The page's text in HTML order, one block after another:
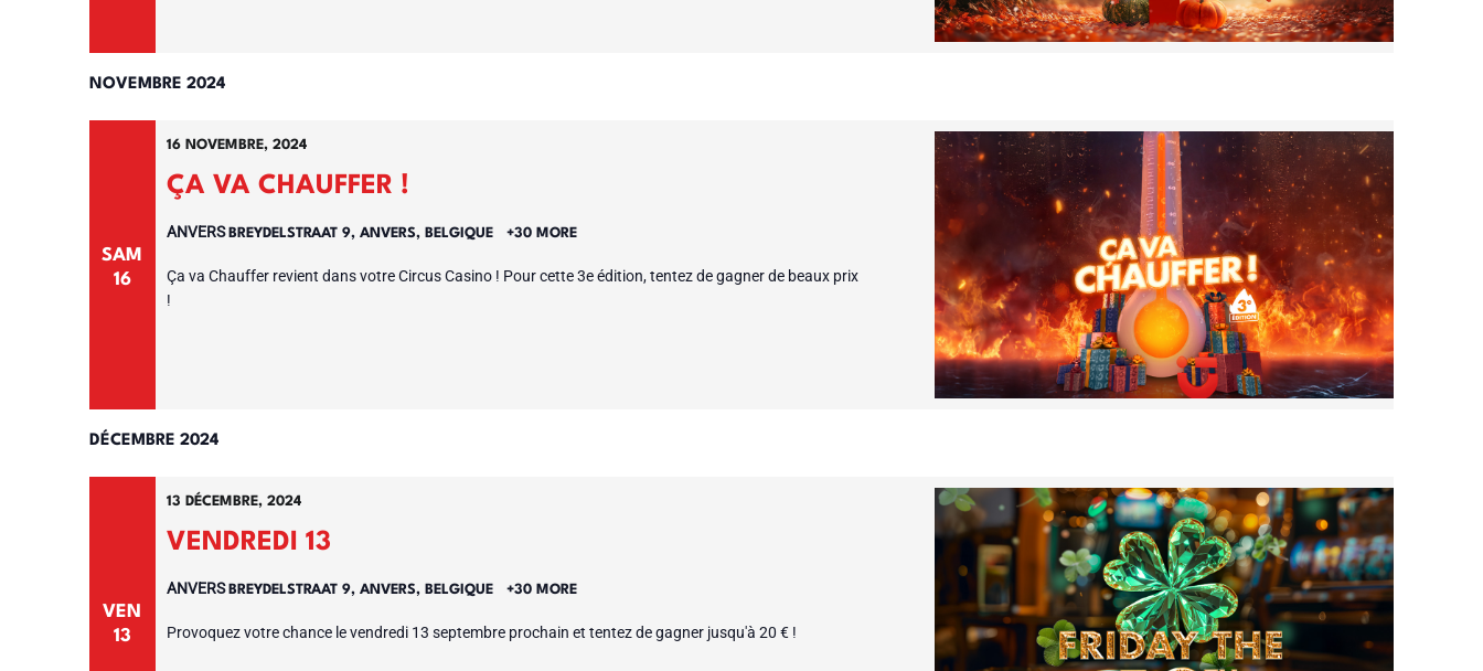
NOVEMBRE 2024
SAM
16
ÇA VA CHAUFFER !
16 NOVEMBRE, 2024
ANVERS BREYDELSTRAAT 9, ANVERS, BELGIQUE +30 MORE
Ça va Chauffer revient dans votre Circus Casino ! Pour cette 3e édition, tentez de gagner de beaux prix
!
DÉCEMBRE 2024
VEN
13
VENDREDI 13
13 DÉCEMBRE, 2024
ANVERS BREYDELSTRAAT 9, ANVERS, BELGIQUE +30 MORE
Provoquez votre chance le vendredi 13 septembre prochain et tentez de gagner jusqu'à 20 € !